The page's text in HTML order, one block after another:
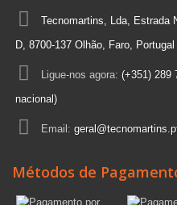
Tecnomartins, Lda, Estrada
D, 8700-137 Olhão, Faro, Portugal
Ligue-nos agora: (+351) 289
nacional)
Email:
Métodos de